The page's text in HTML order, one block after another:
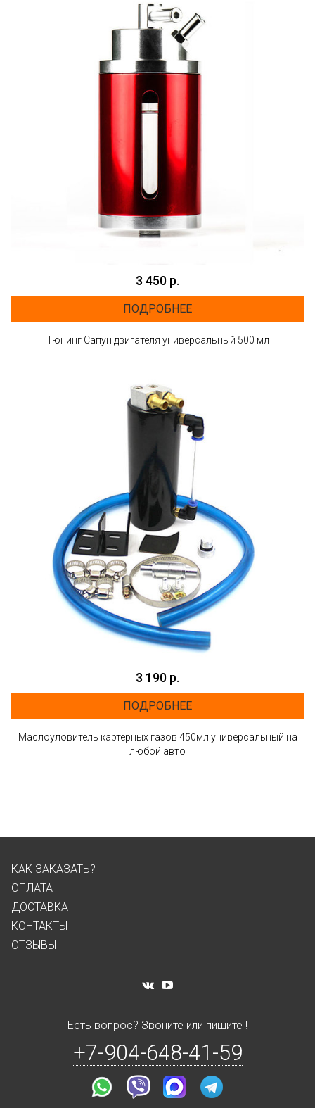
3 450 р.
ПОДРОБНЕЕ
Тюнинг Cапун двигателя универсальный 500 мл
3 190 р.
ПОДРОБНЕЕ
Маслоуловитель картерных газов 450мл универсальный на
любой авто
КАК ЗАКАЗАТЬ?
ОПЛАТА
ДОСТАВКА
КОНТАКТЫ
ОТЗЫВЫ
Есть вопрос? Звоните или пишите !
+7-904-648-41-59